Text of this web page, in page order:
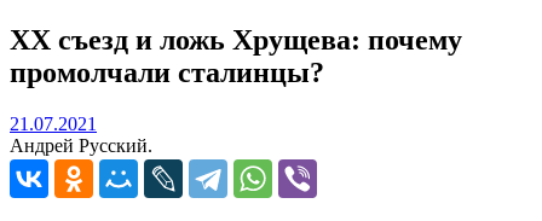
XX съезд и ложь Хрущева: почему
промолчали сталинцы?
21.07.2021
Андрей Русский.